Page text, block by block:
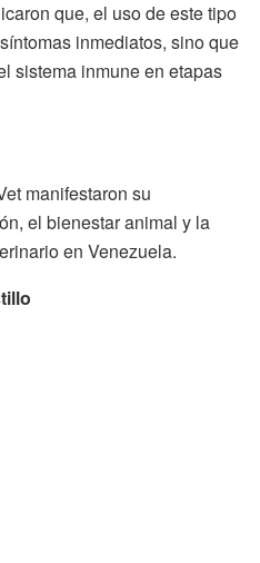
que, el uso de este tipo
inmediatos, sino que
sistema inmune en etapas
manifestaron su
el bienestar animal y la
en Venezuela.